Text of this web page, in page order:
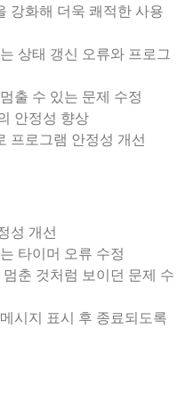
강화해 더욱 쾌적한 사용
상태 갱신 오류와 프로그
출 수 있는 문제 수정
안정성 향상
프로그램 안정성 개선
성 개선
타이머 오류 수정
춘 것처럼 보이던 문제 수
시지 표시 후 종료되도록